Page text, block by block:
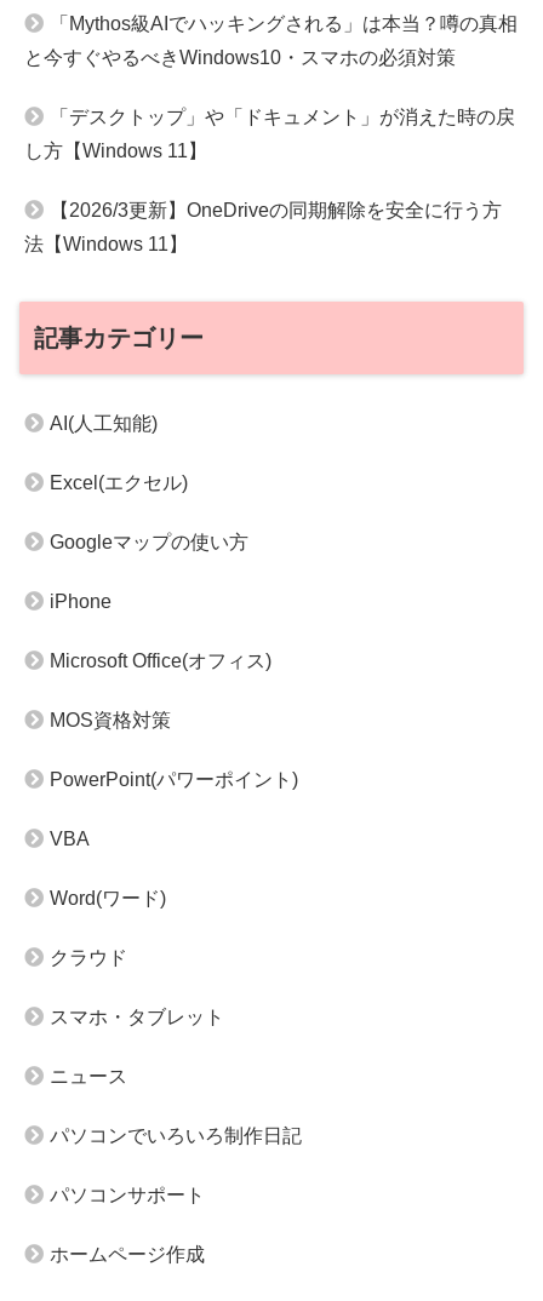
「Mythos級AIでハッキングされる」は本当？噂の真相
と今すぐやるべきWindows10・スマホの必須対策
「デスクトップ」や「ドキュメント」が消えた時の戻
し方【Windows 11】
【2026/3更新】OneDriveの同期解除を安全に行う方
法【Windows 11】
記事カテゴリー
AI(人工知能)
Excel(エクセル)
Googleマップの使い方
iPhone
Microsoft Office(オフィス)
MOS資格対策
PowerPoint(パワーポイント)
VBA
Word(ワード)
クラウド
スマホ・タブレット
ニュース
パソコンでいろいろ制作日記
パソコンサポート
ホームページ作成